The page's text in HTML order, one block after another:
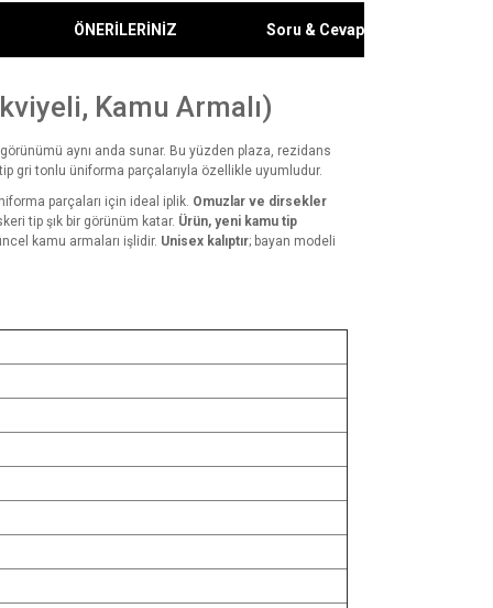
ÖNERİLERİNİZ Soru & Cevap
Kamu Armalı)
aynı anda sunar. Bu yüzden plaza, rezidans
gri tonlu üniforma parçalarıyla özellikle uyumludur.
parçaları için ideal iplik. Omuzlar ve dirsekler
tip şık bir görünüm katar. Ürün, yeni kamu tip
kamu armaları işlidir. Unisex kalıptır; bayan modeli